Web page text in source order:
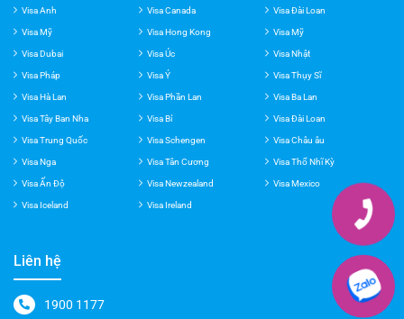
Visa Anh Visa Canada Visa Đài Loan
Visa Mỹ Visa Hong Kong Visa Mỹ
Visa Dubai Visa Úc Visa Nhật
Visa Pháp Visa Ý Visa Thụy Sĩ
Visa Hà Lan Visa Phần Lan Visa Ba Lan
Visa Tây Ban Nha Visa Bỉ Visa Đài Loan
Visa Trung Quốc Visa Schengen Visa Châu âu
Visa Nga Visa Tân Cương Visa Thổ Nhĩ Kỳ
Visa Ấn Độ Visa Newzealand
Liên hệ